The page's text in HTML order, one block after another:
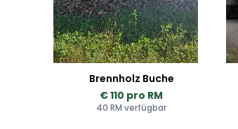
Brennholz Buche
€ 110 pro RM
40 RM verfügbar